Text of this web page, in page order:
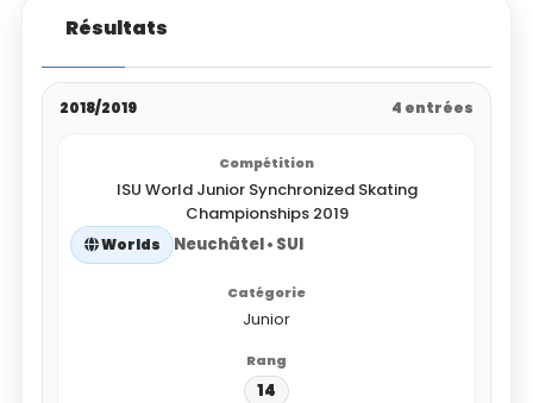
Résultats
2018/2019 4 entrées
ISU World Junior Synchronized Skating
Championships 2019
Worlds Neuchâtel • SUI
Junior
14